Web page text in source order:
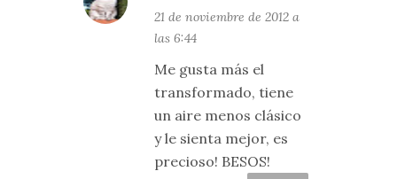
21 de noviembre de 2012 a
las 6:44
Me gusta más el
transformado, tiene
un aire menos clásico
y le sienta mejor, es
precioso! BESOS!